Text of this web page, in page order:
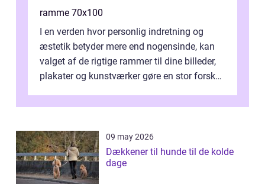
ramme 70x100
I en verden hvor personlig indretning og
æstetik betyder mere end nogensinde, kan
valget af de rigtige rammer til dine billeder,
plakater og kunstværker gøre en stor forskel.
09 may 2026
Dækkener til hunde til de kolde
dage